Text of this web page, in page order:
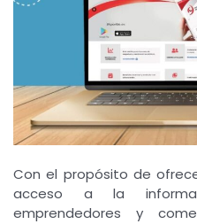
Con el propósito de
acceso a la
emprendedores y